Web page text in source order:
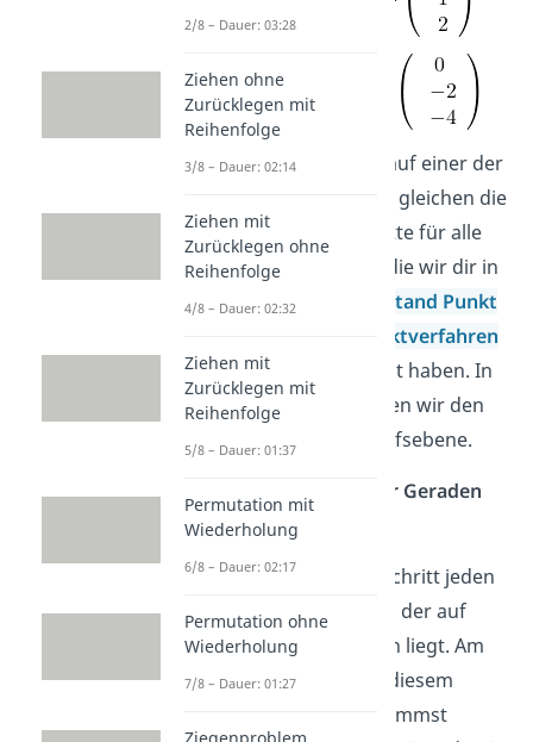
Sobald wir einen Punkt auf einer der
Geraden gewählt haben, gleichen die
weitere Lösungsschritte für alle
Varianten stets denen, die wir dir in
unseren Artikeln zu
Abstand Punkt
Lotfußpunktverfahren
sehr ausführlich gezeigt haben. In
diesem Beispiel rechnen wir den
Abstand mit einer Hilfsebene.
Schritt 1: Punkt auf einer Geraden
bestimmen
Wir können bei diesem Schritt jeden
beliebigen Punkt wählen, der auf
einer der beiden Geraden liegt. Am
besten überlegst du bei diesem
Schritt nicht lange und nimmst
2/8 – Dauer: 03:28
Ziehen ohne
Zurücklegen mit
Reihenfolge
3/8 – Dauer: 02:14
Ziehen mit
Zurücklegen ohne
Reihenfolge
4/8 – Dauer: 02:32
Ziehen mit
Zurücklegen mit
Reihenfolge
5/8 – Dauer: 01:37
Permutation mit
Wiederholung
6/8 – Dauer: 02:17
Permutation ohne
Wiederholung
7/8 – Dauer: 01:27